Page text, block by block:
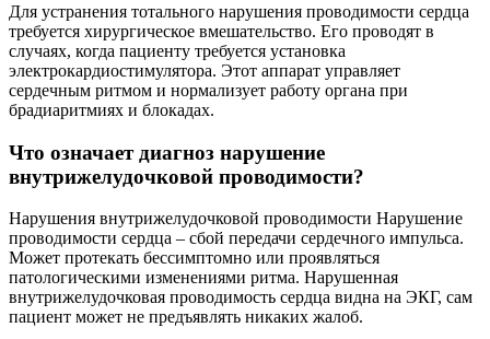
Для устранения тотального нарушения проводимости сердца
требуется хирургическое вмешательство. Его проводят в
случаях, когда пациенту требуется установка
электрокардиостимулятора. Этот аппарат управляет
сердечным ритмом и нормализует работу органа при
брадиаритмиях и блокадах.
Что означает диагноз нарушение
внутрижелудочковой проводимости?
Нарушения внутрижелудочковой проводимости Нарушение
проводимости сердца – сбой передачи сердечного импульса.
Может протекать бессимптомно или проявляться
патологическими изменениями ритма. Нарушенная
внутрижелудочковая проводимость сердца видна на ЭКГ, сам
пациент может не предъявлять никаких жалоб.